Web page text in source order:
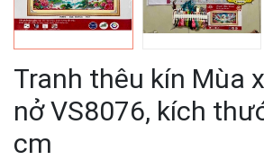
Tranh thêu kín Mùa
nở VS8076, kích
cm